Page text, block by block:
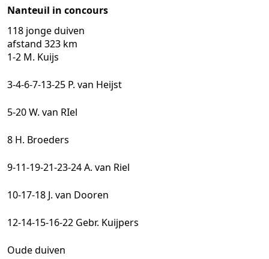
Nanteuil in concours
118 jonge duiven
afstand 323 km
1-2 M. Kuijs
3-4-6-7-13-25 P. van Heijst
5-20 W. van RIel
8 H. Broeders
9-11-19-21-23-24 A. van Riel
10-17-18 J. van Dooren
12-14-15-16-22 Gebr. Kuijpers
Oude duiven